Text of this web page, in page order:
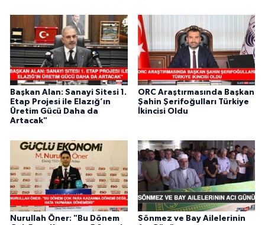
Başkan Alan: Sanayi Sitesi 1.
Etap Projesi ile Elazığ’ın
Üretim Gücü Daha da
Artacak"
ORC Araştırmasında Başkan
Şahin Şerifoğulları Türkiye
İkincisi Oldu
Nurullah Öner: "Bu Dönem
Sönmez ve Bay Ailelerinin